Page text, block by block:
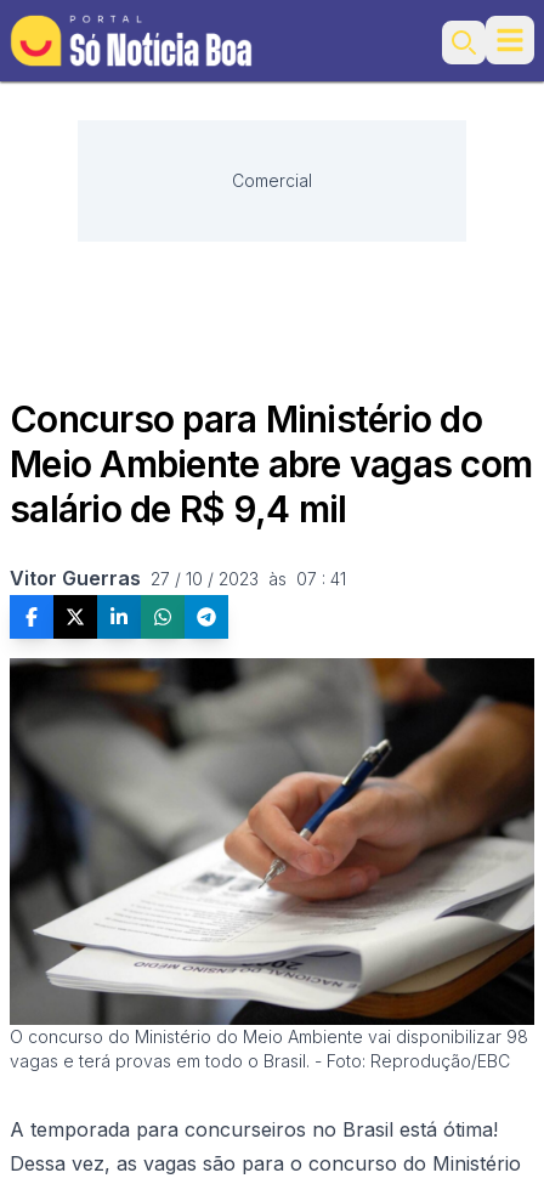
Search
Comercial
Concurso para Ministério do
Meio Ambiente abre vagas com
salário de R$ 9,4 mil
Vitor Guerras 27 / 10 / 2023  às  07 : 41
O concurso do Ministério do Meio Ambiente vai disponibilizar 98
vagas e terá provas em todo o Brasil. - Foto: Reprodução/EBC
A temporada para concurseiros no Brasil está ótima!
Dessa vez, as vagas são para o concurso do Ministério